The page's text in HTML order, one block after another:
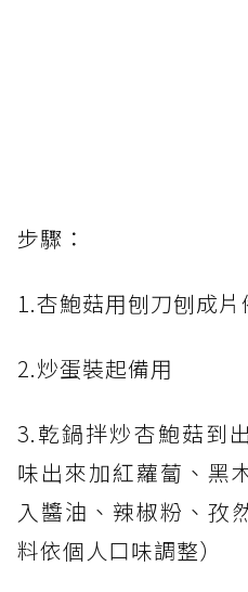
步驟：
1.杏鮑菇用刨刀刨成片
2.炒蛋裝起備用
3.乾鍋拌炒杏鮑菇到
味出來加紅蘿蔔、黑
入醬油、辣椒粉、孜
料依個人口味調整）